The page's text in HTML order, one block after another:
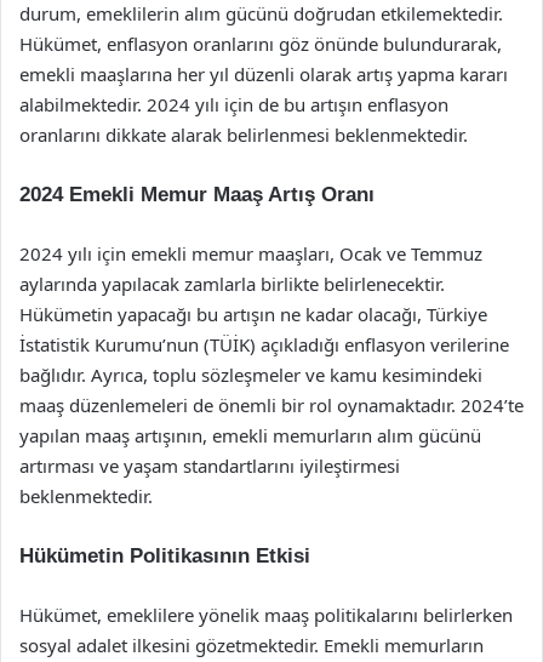
durum, emeklilerin alım gücünü doğrudan etkilemektedir.
Hükümet, enflasyon oranlarını göz önünde bulundurarak,
emekli maaşlarına her yıl düzenli olarak artış yapma kararı
alabilmektedir. 2024 yılı için de bu artışın enflasyon
oranlarını dikkate alarak belirlenmesi beklenmektedir.
2024 Emekli Memur Maaş Artış Oranı
2024 yılı için emekli memur maaşları, Ocak ve Temmuz
aylarında yapılacak zamlarla birlikte belirlenecektir.
Hükümetin yapacağı bu artışın ne kadar olacağı, Türkiye
İstatistik Kurumu’nun (TÜİK) açıkladığı enflasyon verilerine
bağlıdır. Ayrıca, toplu sözleşmeler ve kamu kesimindeki
maaş düzenlemeleri de önemli bir rol oynamaktadır. 2024’te
yapılan maaş artışının, emekli memurların alım gücünü
artırması ve yaşam standartlarını iyileştirmesi
beklenmektedir.
Hükümetin Politikasının Etkisi
Hükümet, emeklilere yönelik maaş politikalarını belirlerken
sosyal adalet ilkesini gözetmektedir. Emekli memurların